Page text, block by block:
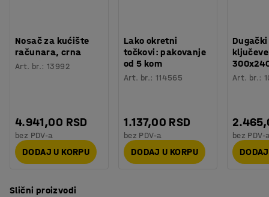
Nosač za kućište
računara, crna
Art. br.:13992
4.941,00 RSD
bez PDV-a
DODAJ U KORPU
Lako okretni
točkovi: pakovanje
od 5 kom
Art. br.: 114565
1.137,00 RSD
bez PDV-a
DODAJ U KORPU
Art. br.:
bez PDV-
Slični proizvodi